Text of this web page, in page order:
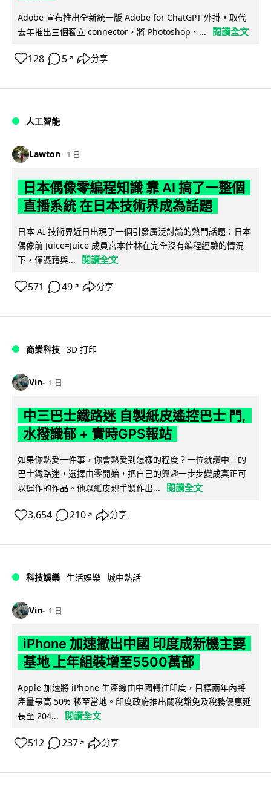
Adobe 宣布推出全新統一版 Adobe for ChatGPT 外掛，取代
去年推出三個獨立 connector，將 Photoshop、...
閱讀全文
128 5 ↗ 分享
人工智能
Lawton 1 日
日本偶像零編程知識 靠 AI 搞了一整個
直播系統 在日本技術界成為話題
日本 AI 技術界近日出現了一個引發廣泛討論的熱門話題：日本
偶像前 Juice=Juice 成員宮本佳林在完全沒有編程經驗的情況
下，僅憑藉與...
閱讀全文
571 49 ↗ 分享
商業科技 3D 打印
Vin 1 日
中三巴士鐵路迷 自製紙皮遙控巴士 門,
水撥識郁 + 實時GPS報站
如果你熱愛一件事，你會熱愛到怎樣的程度？一位就讀中三的
巴士鐵路迷，選擇由零開始，把自己的興趣一步步變成真正可
以運作的作品。他以紙皮親手製作出...
閱讀全文
3,654 210 ↗ 分享
科技娛樂 生活娛樂 城中熱話
Vin 1 日
iPhone 加速撤出中國 印度成新機主要
基地 上年組裝增至5500萬部
Apple 加速將 iPhone 生產線由中國轉往印度，目標兩年內將
產量最高 50% 移至當地。印度政府推出關稅豁免及稅務優惠延
長至 204...
閱讀全文
512 237 ↗ 分享